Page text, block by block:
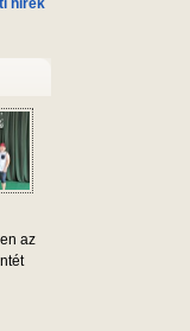
hírek
az